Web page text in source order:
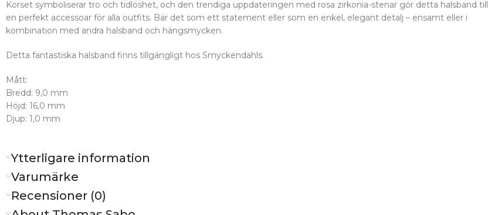
Korset symboliserar tro och tidlöshet, och den trendiga uppdateringen med rosa zirkonia-stenar gör detta halsband till
en perfekt accessoar för alla outfits. Bär det som ett statement eller som en enkel, elegant detalj – ensamt eller i
kombination med andra halsband och hängsmycken.
Detta fantastiska halsband finns tillgängligt hos Smyckendahls.
Mått:
Bredd: 9,0 mm
Höjd: 16,0 mm
Djup: 1,0 mm
Ytterligare information
Varumärke
Recensioner (0)